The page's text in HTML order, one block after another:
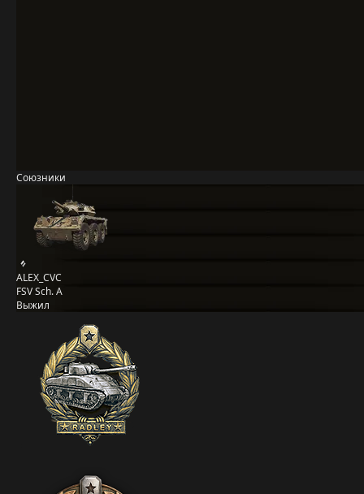
Союзники
ALEX_CVC
FSV Sch. A
Выжил